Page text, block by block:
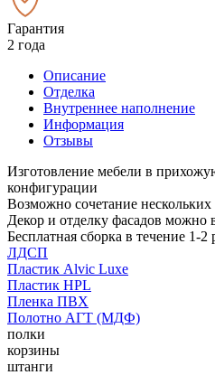
Гарантия
2 года
Описание
Отделка
Внутреннее наполнение
Информация
Отзывы
Изготовление мебели в
конфигурации
Возможно сочетание
Декор и отделку фасадов
Бесплатная сборка в течение 1-2
ЛДСП
Пластик Alvic Luxe
Пластик HPL
Пленка ПВХ
Полотно АГТ (МДФ)
полки
корзины
штанги